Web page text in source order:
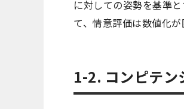
に対しての姿勢を基準
て、情意評価は数値化が
1-2. コンピテン